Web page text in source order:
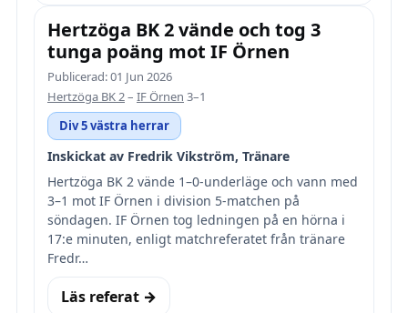
Hertzöga BK 2 vände och tog 3
tunga poäng mot IF Örnen
Publicerad: 01 Jun 2026
Hertzöga BK 2– IF Örnen 3–1
Div 5 västra herrar
Inskickat av Fredrik Vikström, Tränare
Hertzöga BK 2 vände 1–0-underläge och vann med
3–1 mot IF Örnen i division 5-matchen på
söndagen. IF Örnen tog ledningen på en hörna i
17:e minuten, enligt matchreferatet från tränare
Fredr…
Läs referat →